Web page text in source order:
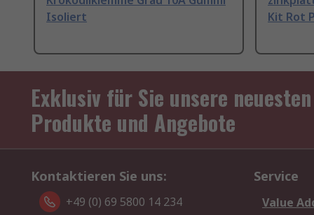
Isoliert
Kit Rot
Exklusiv für Sie unsere neuesten
Produkte und Angebote
Kontaktieren Sie uns:
+49 (0) 69 5800 14 234
Service
Value